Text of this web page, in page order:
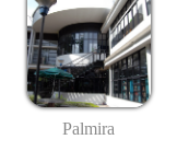
Palmira